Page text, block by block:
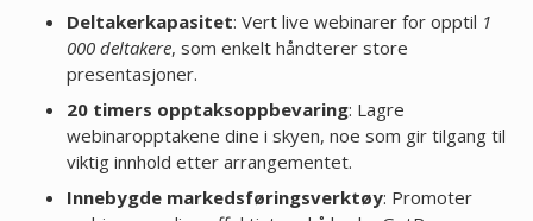
Deltakerkapasitet: Vert live webinarer for opptil 1
000 deltakere, som enkelt håndterer store
presentasjoner.
20 timers opptaksoppbevaring: Lagre
webinaropptakene dine i skyen, noe som gir tilgang til
viktig innhold etter arrangementet.
Innebygde markedsføringsverktøy: Promoter